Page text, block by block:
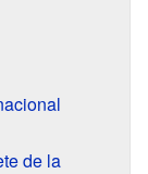
de la